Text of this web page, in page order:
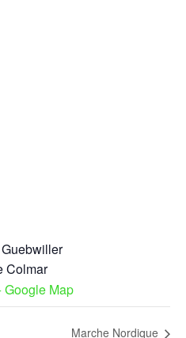
Colmar
Google Map
Marche Nordique